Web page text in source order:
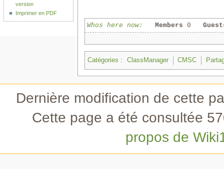
Whos here now: Members 0
Catégories : ClassManager CMSC
version
Imprimer en PDF
Dernière modification de cette
Cette page a été consultée
propos de